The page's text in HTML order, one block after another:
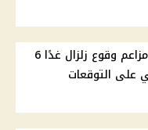
البحوث الفلكية تحسم مزاعم وقوع زلزال غدًا 6
التوقعات